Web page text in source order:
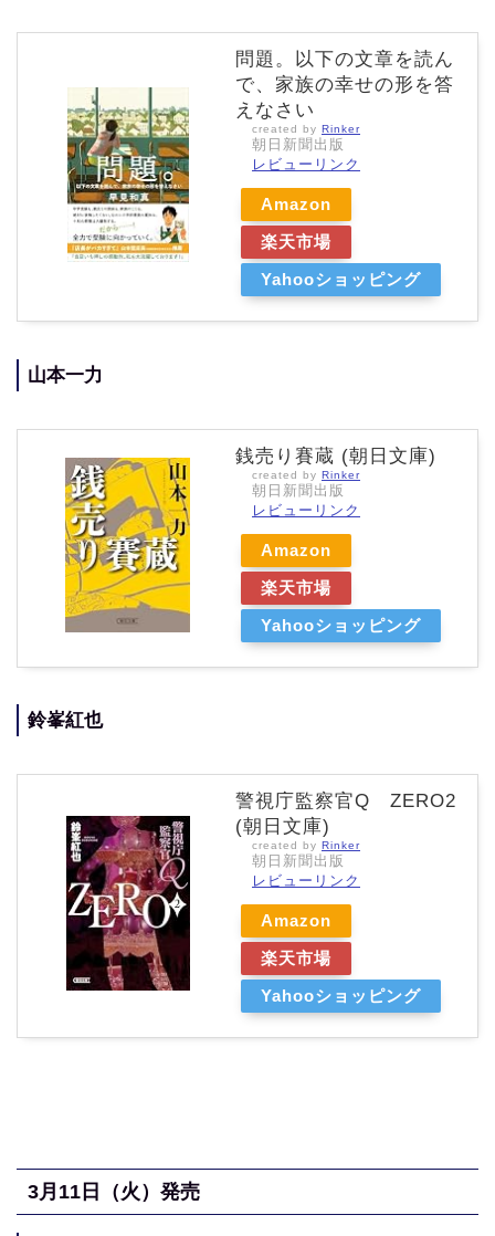
問題。以下の文章を読ん
で、家族の幸せの形を答
えなさい
created by Rinker
朝日新聞出版
レビューリンク
Amazon
楽天市場
Yahooショッピング
山本一力
銭売り賽蔵 (朝日文庫)
created by Rinker
朝日新聞出版
レビューリンク
Amazon
楽天市場
Yahooショッピング
鈴峯紅也
警視庁監察官Q ZERO2
(朝日文庫)
created by Rinker
朝日新聞出版
レビューリンク
Amazon
楽天市場
Yahooショッピング
3月11日（火）発売